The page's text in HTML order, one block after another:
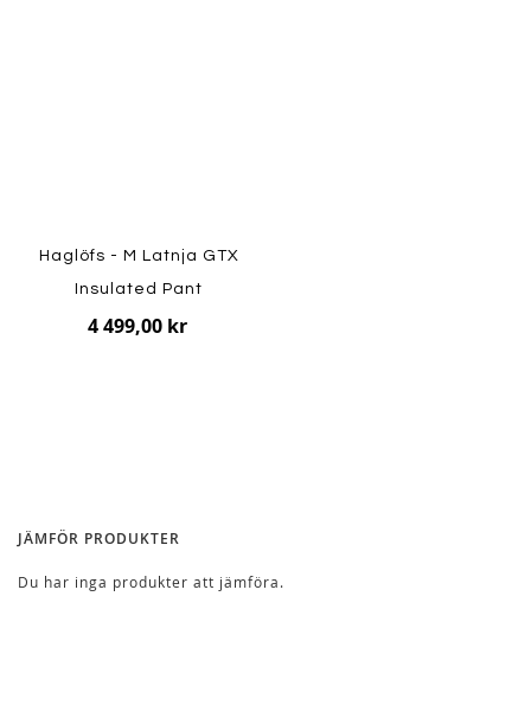
Haglöfs - M Latnja GTX
Insulated Pant
4 499,00 kr
JÄMFÖR PRODUKTER
Du har inga produkter att jämföra.